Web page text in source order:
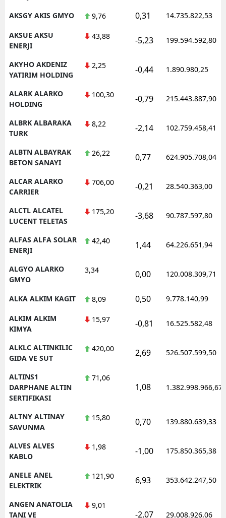
AKSGY AKIS GMYO
9,76 0,31 14.735.822,53
AKSUE AKSU
ENERJI
43,88 -5,23 199.594.592,80
AKYHO AKDENIZ
YATIRIM HOLDING
2,25 -0,44 1.890.980,25
ALARK ALARKO
HOLDING
100,30 -0,79 215.443.887,90
ALBRK ALBARAKA
TURK
8,22 -2,14 102.759.458,41
ALBTN ALBAYRAK
BETON SANAYI
26,22 0,77 624.905.708,04
ALCAR ALARKO
CARRIER
706,00 -0,21 28.540.363,00
ALCTL ALCATEL
LUCENT TELETAS
175,20 -3,68 90.787.597,80
ALFAS ALFA SOLAR
ENERJI
42,40 1,44 64.226.651,94
ALGYO ALARKO
GMYO
3,34 0,00 120.008.309,71
ALKA ALKIM KAGIT 8,09 0,50 9.778.140,99
ALKIM ALKIM
KIMYA
15,97 -0,81 16.525.582,48
ALKLC ALTINKILIC
GIDA VE SUT
420,00 2,69 526.507.599,50
ALTINS1
DARPHANE ALTIN
SERTIFIKASI
71,06
1,08 1.382.998.966,67
ALTNY ALTINAY
SAVUNMA
15,80 0,70 139.880.639,33
ALVES ALVES
KABLO
1,98 -1,00 175.850.365,38
ANELE ANEL
ELEKTRIK
121,90 6,93 353.642.247,50
ANGEN ANATOLIA
TANI VE
9,01
-2,07 29.008.926,06